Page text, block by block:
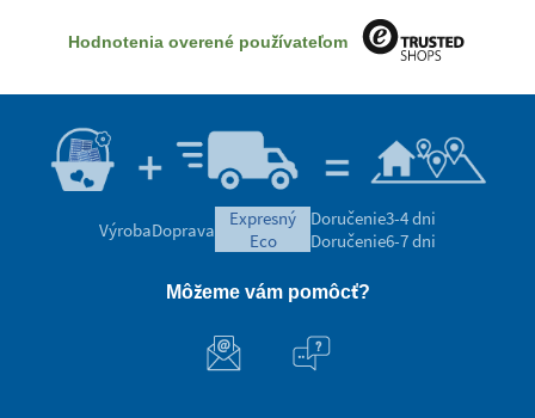
Hodnotenia overené používateľom
VýrobaDoprava
expresný
eco
Doručenie3-4 dni
Doručenie6-7 dni
Môžeme vám pomôcť?